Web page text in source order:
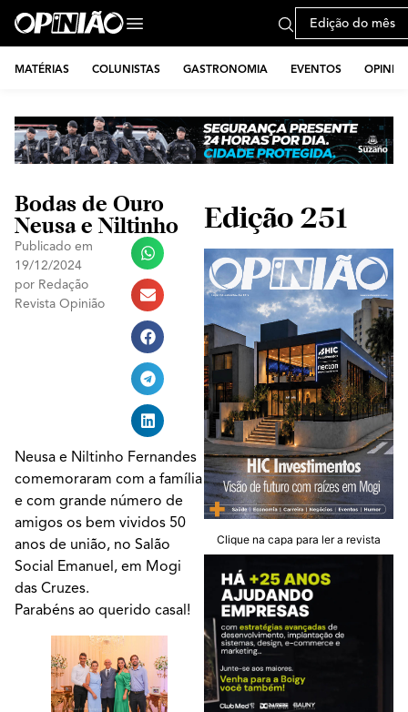
Edição do mês
MATÉRIAS COLUNISTAS GASTRONOMIA EVENTOS
Bodas de Ouro
Neusa e Niltinho
Publicado em
19/12/2024
por Redação
Revista Opinião
Neusa e Niltinho Fernandes
comemoraram com a família
e com grande número de
amigos os bem vividos 50
anos de união, no Salão
Social Emanuel, em Mogi
das Cruzes.
Parabéns ao querido casal!
Edição 251
Clique na capa para ler a revista